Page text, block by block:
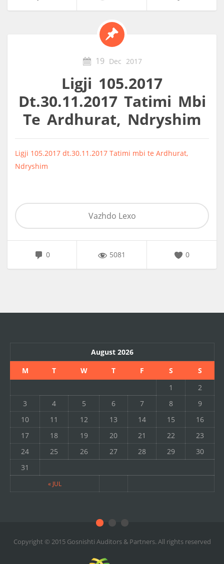
Ligji 105.2017
Dt.30.11.2017 Tatimi Mbi
Te Ardhurat, Ndryshim
Ligji 105.2017 dt.30.11.2017 Tatimi mbi te Ardhurat,
Ndryshim
19 Dec 2017
0 5081 0
Vazhdo Lexo
August 2026
M
T W T F S S
« JUL
1
2
3
4 5 6 7 8
9
10
11 12 13 14 15
16
17
18 19 20 21 22
23
24
25 26 27 28 29
30
31
Copyright © 2015 Gosnishti Auditors & Partners. All rights reserved